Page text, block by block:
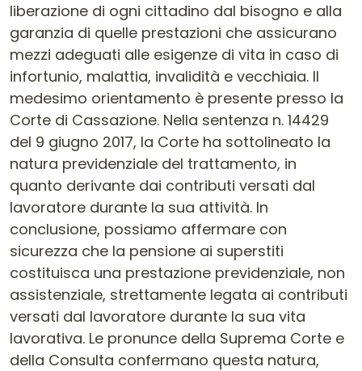
liberazione di ogni cittadino dal bisogno e alla
garanzia di quelle prestazioni che assicurano
mezzi adeguati alle esigenze di vita in caso di
infortunio, malattia, invalidità e vecchiaia. Il
medesimo orientamento è presente presso la
Corte di Cassazione. Nella sentenza n. 14429
del 9 giugno 2017, la Corte ha sottolineato la
natura previdenziale del trattamento, in
quanto derivante dai contributi versati dal
lavoratore durante la sua attività. In
conclusione, possiamo affermare con
sicurezza che la pensione ai superstiti
costituisca una prestazione previdenziale, non
assistenziale, strettamente legata ai contributi
versati dal lavoratore durante la sua vita
lavorativa. Le pronunce della Suprema Corte e
della Consulta confermano questa natura,